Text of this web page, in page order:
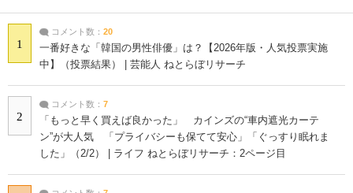
1
コメント数： 20
一番好きな「韓国の男性俳優」は？【2026年版・人気投票実施
中】（投票結果） | 芸能人 ねとらぼリサーチ
2
コメント数： 7
「もっと早く買えば良かった」 カインズの“車内遮光カーテ
ン”が大人気 「プライバシーも保てて安心」「ぐっすり眠れま
した」（2/2） | ライフ ねとらぼリサーチ：2ページ目